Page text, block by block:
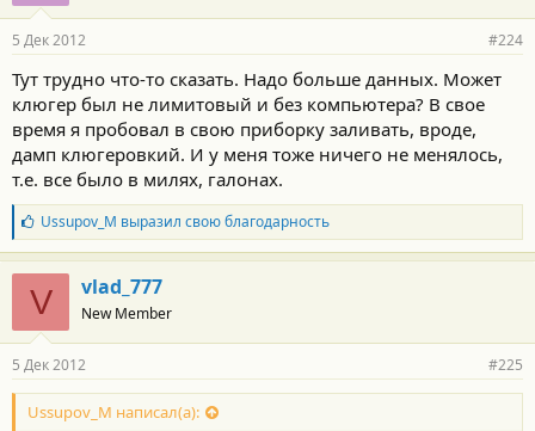
5 Дек 2012 #224
Тут трудно что-то сказать. Надо больше данных. Может
клюгер был не лимитовый и без компьютера? В свое
время я пробовал в свою приборку заливать, вроде,
дамп клюгеровкий. И у меня тоже ничего не менялось,
т.е. все было в милях, галонах.
Б
л
а
г
о
д
а
н
о
с
Ussupov_M выразил свою благодарность
V vlad_777
New Member
5 Дек 2012 #225
Ussupov_M написал(а):